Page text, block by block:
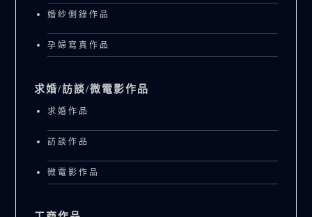
婚紗側錄作品
孕婦寫真作品
求婚/訪談/微電影作品
求婚作品
訪談作品
微電影作品